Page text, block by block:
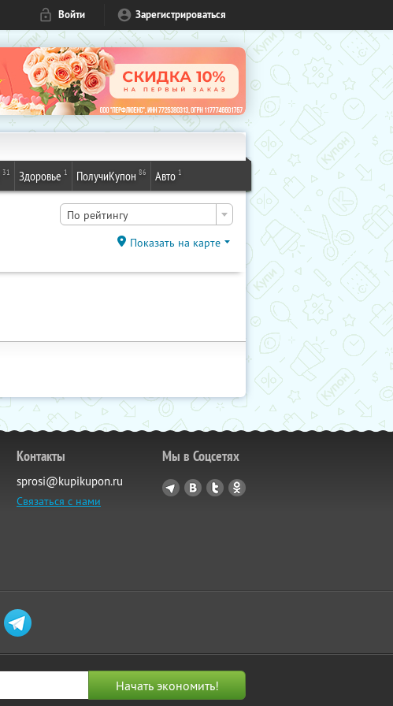
Войти Зарегистрироваться
31 Здоровье 1 ПолучиКупон 86 Авто 1
По рейтингу
Показать на карте
Контакты
sprosi@kupikupon.ru
Связаться с нами
Мы в Соцсетях